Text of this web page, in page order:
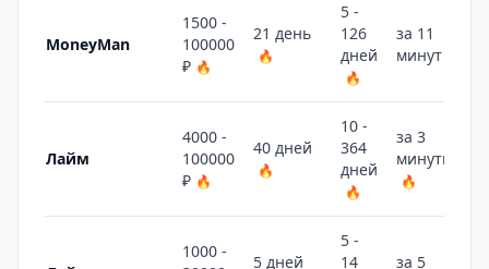
MoneyMan
1500 -
100000
₽ 🔥
21 день
🔥
5 -
126
дней
🔥
за 11
минут
Лайм
4000 -
100000
₽ 🔥
40 дней
🔥
10 -
364
дней
🔥
за 3
минуты
🔥
1000 -
5 дней
5 -
14
за 5